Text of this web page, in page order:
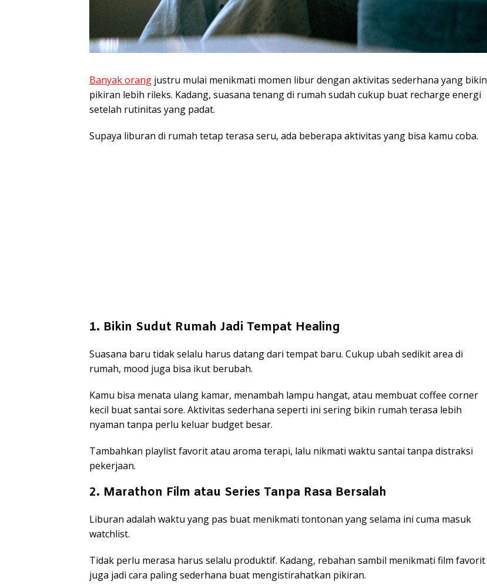
Banyak orang justru mulai menikmati momen libur dengan aktivitas sederhana yang bikin
pikiran lebih rileks. Kadang, suasana tenang di rumah sudah cukup buat recharge energi
setelah rutinitas yang padat.
Supaya liburan di rumah tetap terasa seru, ada beberapa aktivitas yang bisa kamu coba.
1. Bikin Sudut Rumah Jadi Tempat Healing
Suasana baru tidak selalu harus datang dari tempat baru. Cukup ubah sedikit area di
rumah, mood juga bisa ikut berubah.
Kamu bisa menata ulang kamar, menambah lampu hangat, atau membuat coffee corner
kecil buat santai sore. Aktivitas sederhana seperti ini sering bikin rumah terasa lebih
nyaman tanpa perlu keluar budget besar.
Tambahkan playlist favorit atau aroma terapi, lalu nikmati waktu santai tanpa distraksi
pekerjaan.
2. Marathon Film atau Series Tanpa Rasa Bersalah
Liburan adalah waktu yang pas buat menikmati tontonan yang selama ini cuma masuk
watchlist.
Tidak perlu merasa harus selalu produktif. Kadang, rebahan sambil menikmati film favorit
juga jadi cara paling sederhana buat mengistirahatkan pikiran.